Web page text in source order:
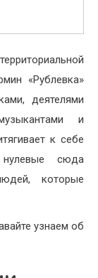
«Рублевка»
деятелями
и
к себе
сюда
которые
узнаем об